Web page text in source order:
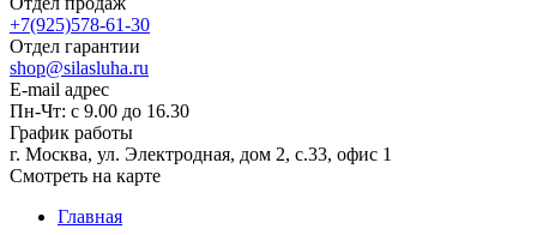
+7(925)578-61-30
Отдел гарантии
shop@silasluha.ru
E-mail адрес
Пн-Чт: с 9.00 до 16.30
График работы
г. Москва, ул. Электродная, дом 2, с.33, офис 1
Смотреть на карте
Главная